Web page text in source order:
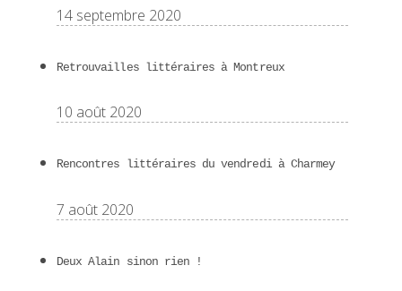
14 septembre 2020
Retrouvailles littéraires à Montreux
10 août 2020
Rencontres littéraires du vendredi à Charmey
7 août 2020
Deux Alain sinon rien !